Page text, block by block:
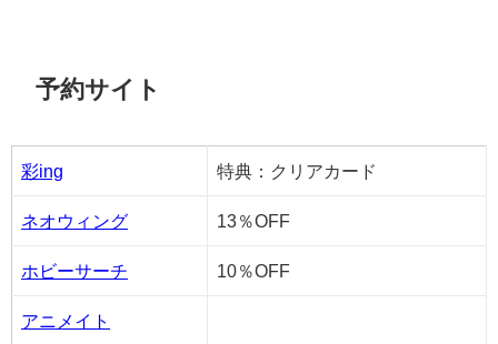
予約サイト
彩ing 特典：クリアカード
ネオウィング 13％OFF
ホビーサーチ 10％OFF
アニメイト